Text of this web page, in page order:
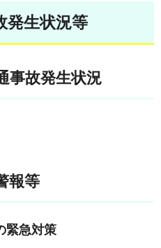
発生状況等
事故発生状況
報等
緊急対策